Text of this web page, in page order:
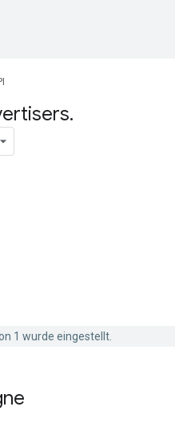
.
1 wurde eingestellt.